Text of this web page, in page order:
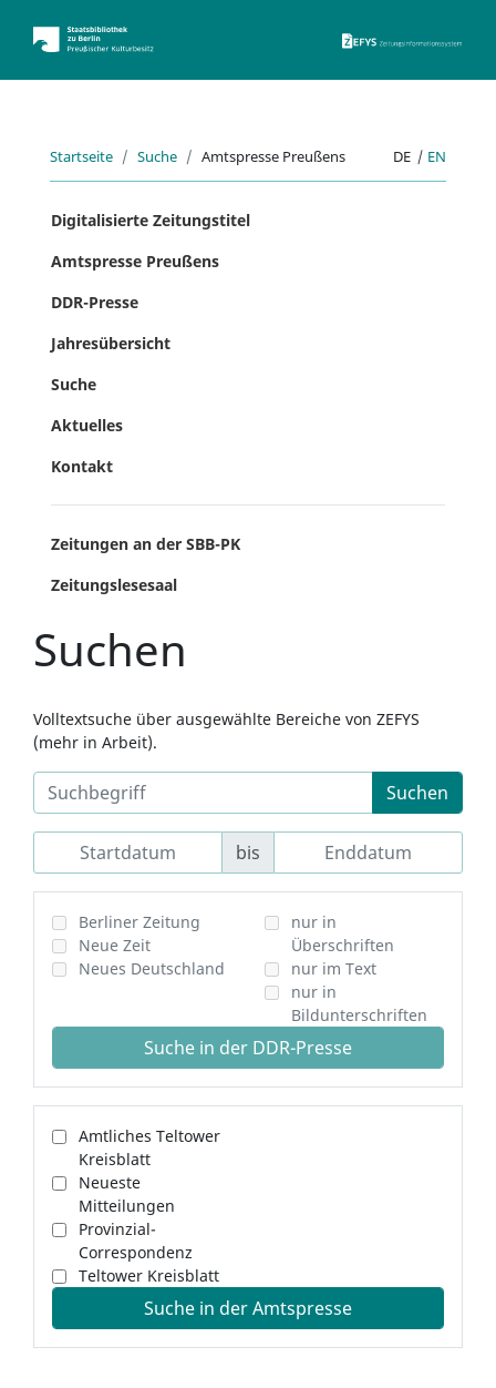
Startseite Suche Amtspresse Preußens DE | EN
Digitalisierte Zeitungstitel
Amtspresse Preußens
DDR-Presse
Jahresübersicht
Suche
Aktuelles
Kontakt
Zeitungen an der SBB-PK
Zeitungslesesaal
Suchen
Volltextsuche über ausgewählte Bereiche von ZEFYS
(mehr in Arbeit).
Suchen
bis
Berliner Zeitung
Neue Zeit
Neues Deutschland
nur in
Überschriften
nur im Text
nur in
Bildunterschriften
Suche in der DDR-Presse
Amtliches Teltower
Kreisblatt
Neueste
Mitteilungen
Provinzial-
Correspondenz
Teltower Kreisblatt
Suche in der Amtspresse